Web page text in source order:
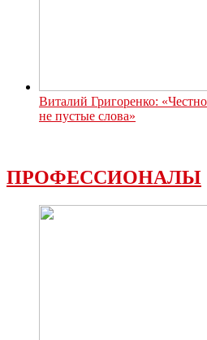
Виталий Григоренко:
не пустые слова»
ПРОФЕССИОНАЛЫ